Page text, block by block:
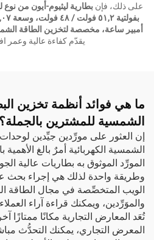
على ذلك، فإن
أمبير ساعة، مخصصة لتخزين الطاقة الشمسية،
يقدّم كفاءة عالية وعمر
ما هي فوائد أنظمة تخزين
الشمسية للمشترين بالجملة؟
إن العثور على مورِّدين جيِّدين
الشمسية الكهربائية أمرٌ بالغ
المورِّد الموثوق به بطاريات عالية
وطريقة واحدة لذلك هي إجراء بحث
الويب المتخصِّصة في مجال الطاقة
والموَرِّدين، ويمكنك قراءة آراء
تُعَد المعارض التجارية مكانًا ممتازًا
المعرض التجاري، يمكنك التحدُّث